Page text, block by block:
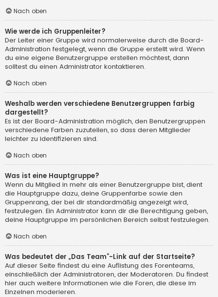
Nach oben
Wie werde ich Gruppenleiter?
Der Leiter einer Gruppe wird normalerweise durch die Board-
Administration festgelegt, wenn die Gruppe erstellt wird. Wenn
du eine eigene Benutzergruppe erstellen möchtest, dann
solltest du einen Administrator kontaktieren.
Nach oben
Weshalb werden verschiedene Benutzergruppen farbig
dargestellt?
Es ist der Board-Administration möglich, den Benutzergruppen
verschiedene Farben zuzuteilen, so dass deren Mitglieder
leichter zu identifizieren sind.
Nach oben
Was ist eine Hauptgruppe?
Wenn du Mitglied in mehr als einer Benutzergruppe bist, dient
die Hauptgruppe dazu, deine Gruppenfarbe sowie den
Gruppenrang, der bei dir standardmäßig angezeigt wird,
festzulegen. Ein Administrator kann dir die Berechtigung geben,
deine Hauptgruppe im persönlichen Bereich selbst festzulegen.
Nach oben
Was bedeutet der „Das Team“-Link auf der Startseite?
Auf dieser Seite findest du eine Auflistung des Forenteams,
einschließlich der Administratoren, der Moderatoren. Du findest
hier auch weitere Informationen wie die Foren, die diese im
Einzelnen moderieren.